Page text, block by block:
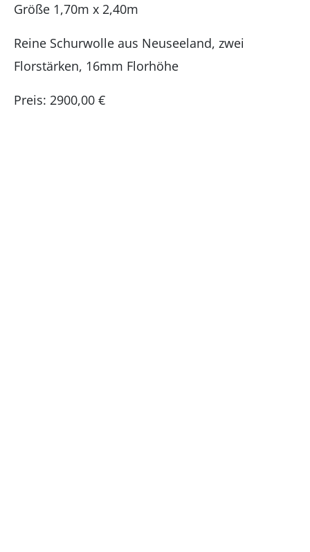
Größe 1,70m x 2,40m
Reine Schurwolle aus Neuseeland, zwei
Florstärken, 16mm Florhöhe
Preis: 2900,00 €